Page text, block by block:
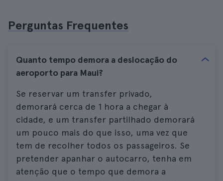
Perguntas Frequentes
Quanto tempo demora a deslocação do
aeroporto para Maui?
Se reservar um transfer privado,
demorará cerca de 1 hora a chegar à
cidade, e um transfer partilhado demorará
um pouco mais do que isso, uma vez que
tem de recolher todos os passageiros. Se
pretender apanhar o autocarro, tenha em
atenção que o tempo que demora a